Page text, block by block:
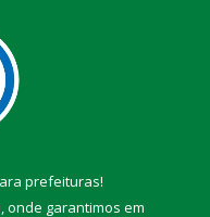
prefeituras!
onde garantimos em